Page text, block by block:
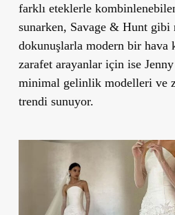
farklı eteklerle
sunarken, Savage & Hunt gibi
dokunuşlarla modern bir hava
zarafet arayanlar için ise
minimal gelinlik modelleri ve
trendi sunuyor.